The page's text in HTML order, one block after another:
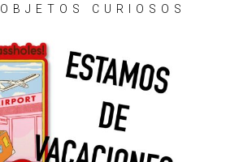
OBJETOS CURIOSOS